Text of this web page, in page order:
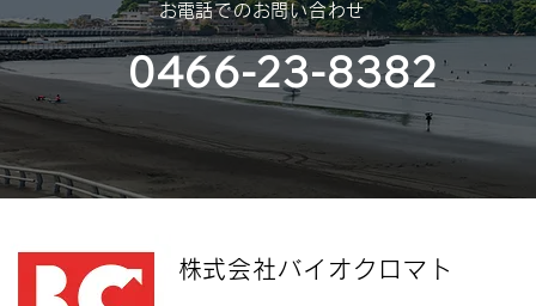
（神奈川大
部様）
​お電話でのお問い合わせ
0466-23-8382
​株式会社バイオクロマト​